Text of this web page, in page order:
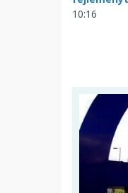
10:16